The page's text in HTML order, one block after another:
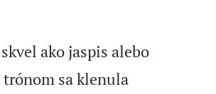
ako jaspis alebo
trónom sa klenula